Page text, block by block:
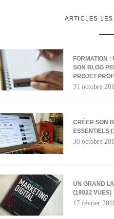
ARTICLES
FORMATION :
SON BLOG
PROJET
31 octobre
CRÉER SON
ESSENTIELS
30 octobre
UN GRAND
(18022 VUES)
17 février